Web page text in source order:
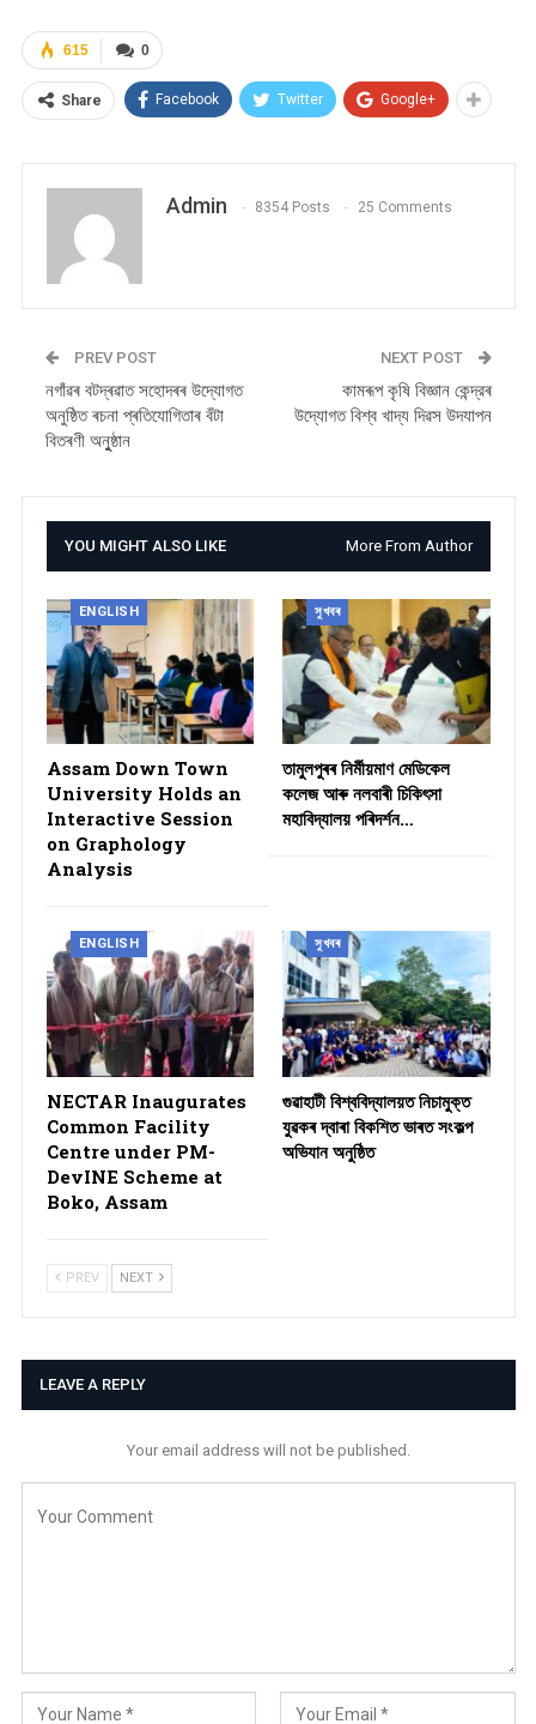
0
615
Share Facebook Twitter Google+
Admin 8354 Posts 25 Comments
PREV POST
নগাঁৱৰ বটদ্ৰৱাত সহোদৰৰ উদ্যোগত
অনুষ্ঠিত ৰচনা প্ৰতিযোগিতাৰ বঁটা
বিতৰণী অনুুষ্ঠান
NEXT POST
কামৰূপ কৃষি বিজ্ঞান কেন্দ্রৰ
উদ্যোগত বিশ্ব খাদ্য ‌দিৱস উদযাপন
YOU MIGHT ALSO LIKE More From Author
ENGLISH
Assam Down Town
University Holds an
Interactive Session
on Graphology
Analysis
সুখবৰ
তামুলপুৰৰ নিৰ্মীয়মাণ মেডিকেল
কলেজ আৰু নলবাৰী চিকিৎসা
মহাবিদ্যালয় পৰিদৰ্শন…
ENGLISH
NECTAR Inaugurates
Common Facility
Centre under PM-
DevINE Scheme at
Boko, Assam
সুখবৰ
গুৱাহাটী বিশ্ববিদ্যালয়ত নিচামুক্ত
যুৱকৰ দ্বাৰা বিকশিত ভাৰত সংকল্প
অভিযান অনুষ্ঠিত
PREV NEXT
LEAVE A REPLY
Your email address will not be published.